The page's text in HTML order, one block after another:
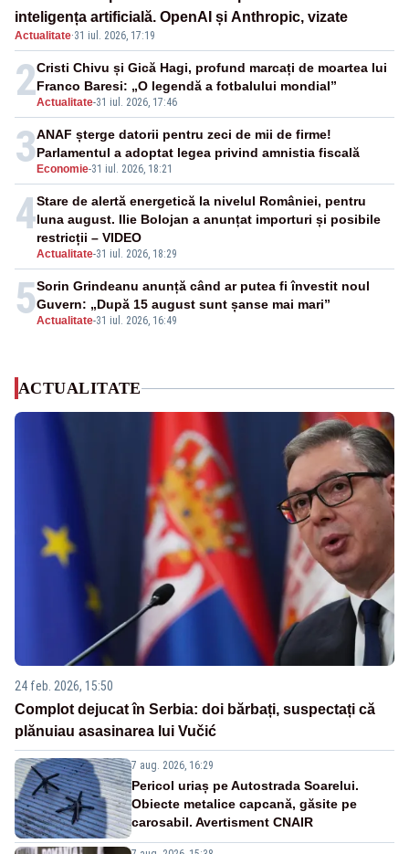
inteligența artificială. OpenAI și Anthropic, vizate
Actualitate·31 iul. 2026, 17:19
2Actualitate-31 iul. 2026, 17:46
Cristi Chivu și Gică Hagi, profund marcați de moartea lui
Franco Baresi: „O legendă a fotbalului mondial”
3 Economie-31 iul. 2026, 18:21
ANAF șterge datorii pentru zeci de mii de firme!
Parlamentul a adoptat legea privind amnistia fiscală
4
Actualitate-31 iul. 2026, 18:29
Stare de alertă energetică la nivelul României, pentru
luna august. Ilie Bolojan a anunțat importuri și posibile
restricții – VIDEO
5Actualitate-31 iul. 2026, 16:49
Sorin Grindeanu anunță când ar putea fi învestit noul
Guvern: „După 15 august sunt șanse mai mari”
ACTUALITATE
24 feb. 2026, 15:50
Complot dejucat în Serbia: doi bărbați, suspectați că
plănuiau asasinarea lui Vučić
7 aug. 2026, 16:29
Pericol uriaș pe Autostrada Soarelui.
Obiecte metalice capcană, găsite pe
carosabil. Avertisment CNAIR